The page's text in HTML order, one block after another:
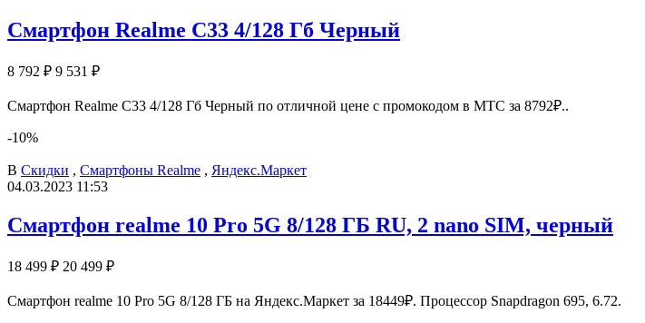
Смартфон Realme C33 4/128 Гб Черный
8 792 ₽ 9 531 ₽
Смартфон Realme C33 4/128 Гб Черный по отличной цене с промокодом в МТС за 8792₽..
-10%
В Скидки , Смартфоны Realme , Яндекс.Маркет
04.03.2023 11:53
Смартфон realme 10 Pro 5G 8/128 ГБ RU, 2 nano SIM, черный
18 499 ₽ 20 499 ₽
Смартфон realme 10 Pro 5G 8/128 ГБ на Яндекс.Маркет за 18449₽. Процессор Snapdragon 695, 6.72.